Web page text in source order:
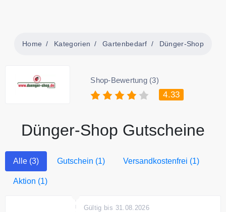
Home Kategorien Gartenbedarf Dünger-Shop
Shop-Bewertung (3)
4.33
Dünger-Shop Gutscheine
Alle (3) Gutschein (1) Versandkostenfrei (1)
Aktion (1)
Gültig bis 31.08.2026